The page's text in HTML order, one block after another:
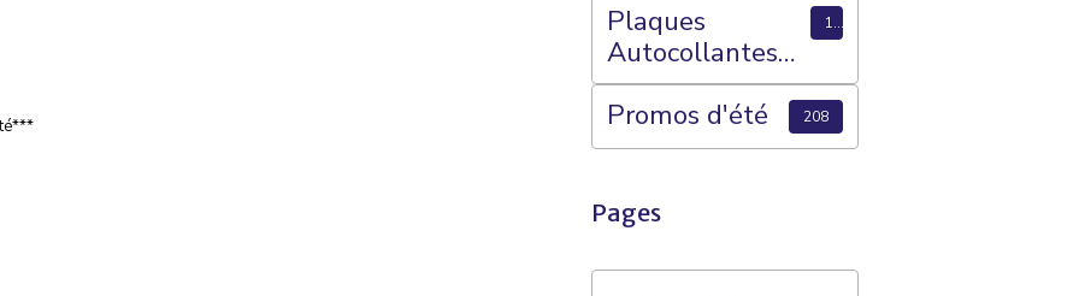
Plaques
Autocollantes
CAPSULAGOG
O (Megastok) et
Plateaux 70
15
Promos d'été 208
Pages